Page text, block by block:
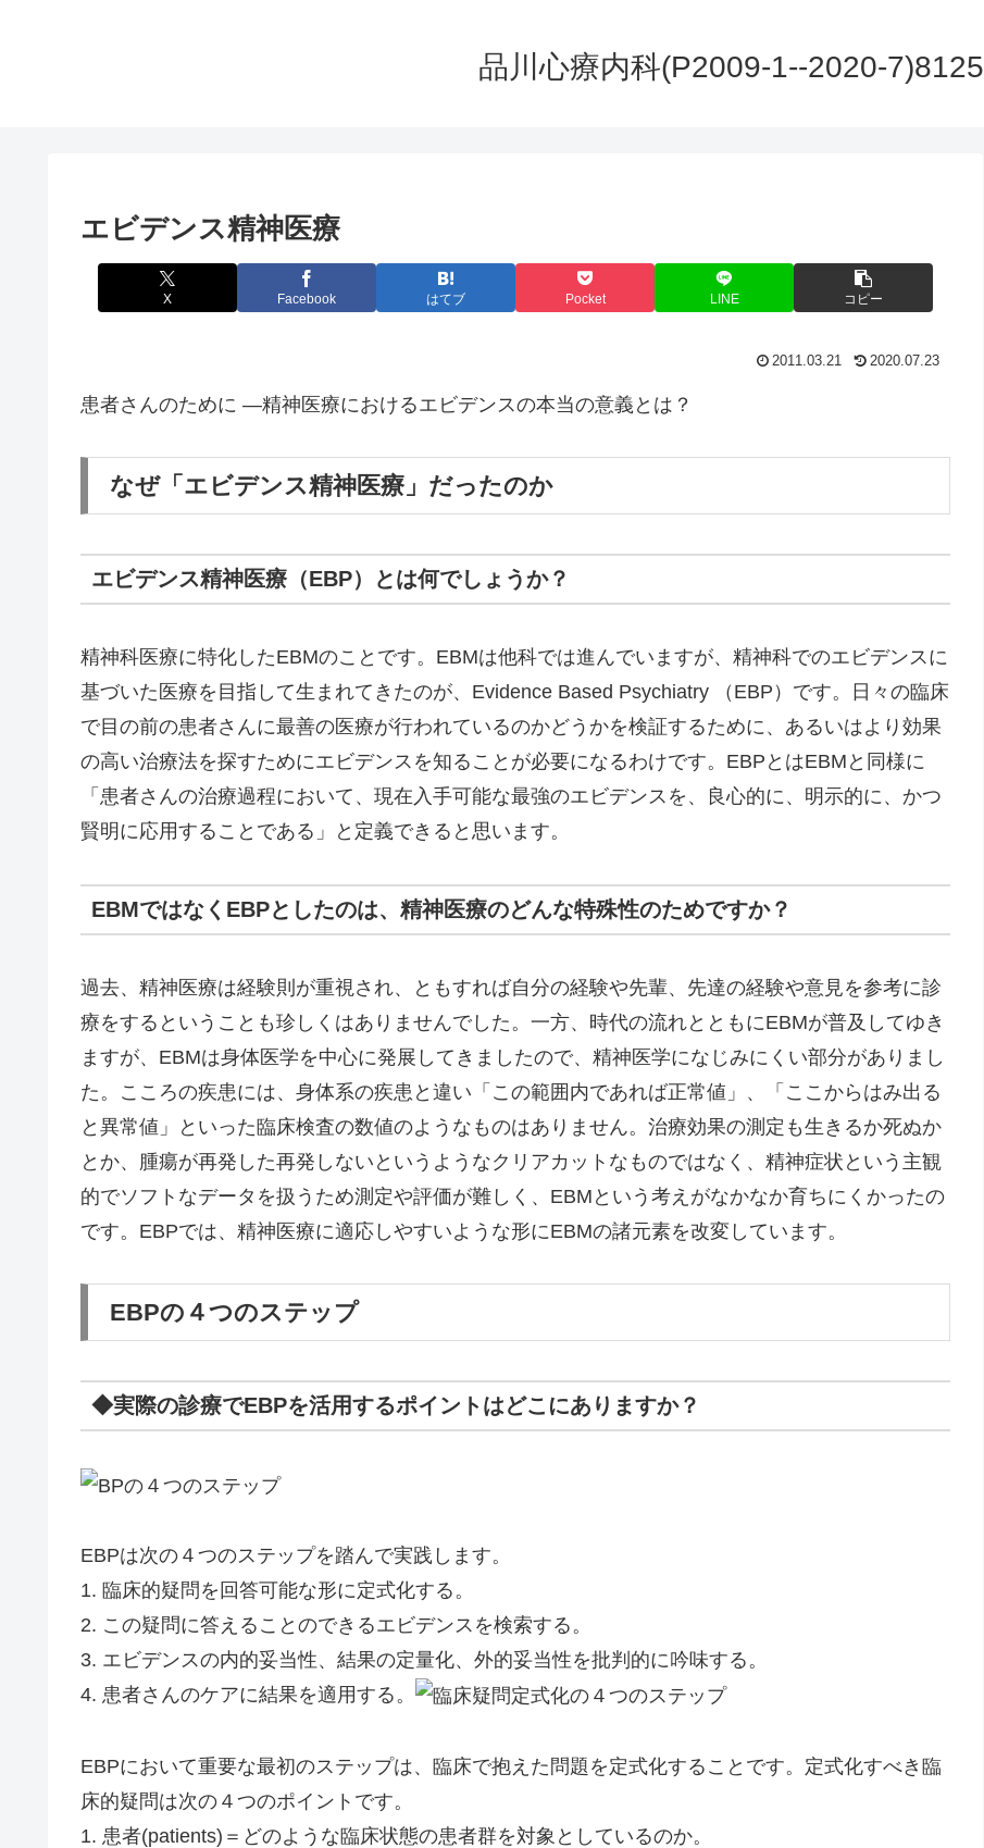
品川心療内科(P2009-1--2020-7)8125
エビデンス精神医療
X Facebook はてブ Pocket LINE コピー
2011.03.21 2020.07.23
患者さんのために ―精神医療におけるエビデンスの本当の意義とは？
なぜ「エビデンス精神医療」だったのか
エビデンス精神医療（EBP）とは何でしょうか？
精神科医療に特化したEBMのことです。EBMは他科では進んでいますが、精神科でのエビデンスに
基づいた医療を目指して生まれてきたのが、Evidence Based Psychiatry （EBP）です。日々の臨床
で目の前の患者さんに最善の医療が行われているのかどうかを検証するために、あるいはより効果
の高い治療法を探すためにエビデンスを知ることが必要になるわけです。EBPとはEBMと同様に
「患者さんの治療過程において、現在入手可能な最強のエビデンスを、良心的に、明示的に、かつ
賢明に応用することである」と定義できると思います。
EBMではなくEBPとしたのは、精神医療のどんな特殊性のためですか？
過去、精神医療は経験則が重視され、ともすれば自分の経験や先輩、先達の経験や意見を参考に診
療をするということも珍しくはありませんでした。一方、時代の流れとともにEBMが普及してゆき
ますが、EBMは身体医学を中心に発展してきましたので、精神医学になじみにくい部分がありまし
た。こころの疾患には、身体系の疾患と違い「この範囲内であれば正常値」、「ここからはみ出る
と異常値」といった臨床検査の数値のようなものはありません。治療効果の測定も生きるか死ぬか
とか、腫瘍が再発した再発しないというようなクリアカットなものではなく、精神症状という主観
的でソフトなデータを扱うため測定や評価が難しく、EBMという考えがなかなか育ちにくかったの
です。EBPでは、精神医療に適応しやすいような形にEBMの諸元素を改変しています。
EBPの４つのステップ
◆実際の診療でEBPを活用するポイントはどこにありますか？
EBPは次の４つのステップを踏んで実践します。
1. 臨床的疑問を回答可能な形に定式化する。
2. この疑問に答えることのできるエビデンスを検索する。
3. エビデンスの内的妥当性、結果の定量化、外的妥当性を批判的に吟味する。
4. 患者さんのケアに結果を適用する。
EBPにおいて重要な最初のステップは、臨床で抱えた問題を定式化することです。定式化すべき臨
床的疑問は次の４つのポイントです。
1. 患者(patients)＝どのような臨床状態の患者群を対象としているのか。